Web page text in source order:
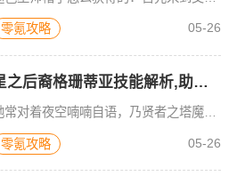
零氪攻略 05-26
星之后裔格珊蒂亚技能解析,助你深入了解！
她常对着夜空喃喃自语，乃贤者之塔魔法师们敬仰与倾慕之人。总是带着那让人难以捉摸的神情与星星交谈，凭借独自达到无人能及的高度，令所有人都大为震撼。接下来，小编将为大家带来详尽的星之后裔吠陀骑士格珊蒂亚技
零氪攻略 05-26